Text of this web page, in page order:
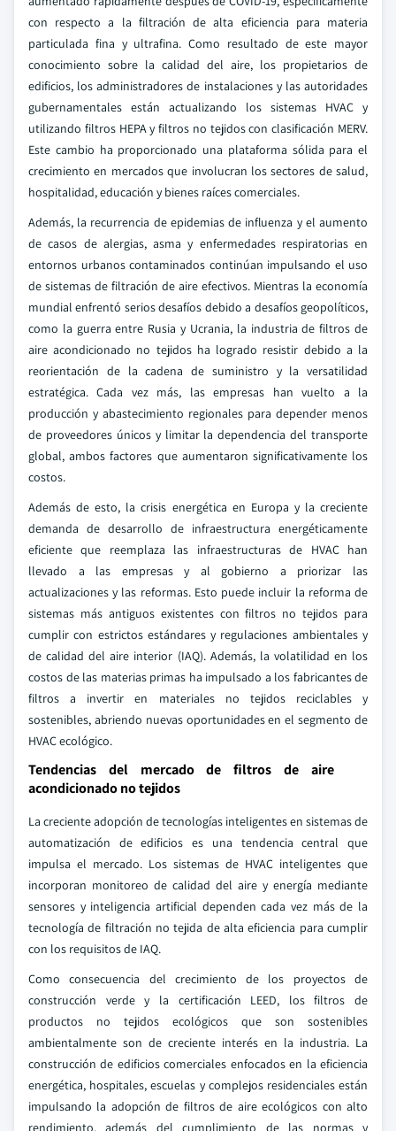
con respecto a la filtración de alta eficiencia para materia
particulada fina y ultrafina. Como resultado de este mayor
conocimiento sobre la calidad del aire, los propietarios de
edificios, los administradores de instalaciones y las autoridades
gubernamentales están actualizando los sistemas HVAC y
utilizando filtros HEPA y filtros no tejidos con clasificación MERV.
Este cambio ha proporcionado una plataforma sólida para el
crecimiento en mercados que involucran los sectores de salud,
hospitalidad, educación y bienes raíces comerciales.
Además, la recurrencia de epidemias de influenza y el aumento
de casos de alergias, asma y enfermedades respiratorias en
entornos urbanos contaminados continúan impulsando el uso
de sistemas de filtración de aire efectivos. Mientras la economía
mundial enfrentó serios desafíos debido a desafíos geopolíticos,
como la guerra entre Rusia y Ucrania, la industria de filtros de
aire acondicionado no tejidos ha logrado resistir debido a la
reorientación de la cadena de suministro y la versatilidad
estratégica. Cada vez más, las empresas han vuelto a la
producción y abastecimiento regionales para depender menos
de proveedores únicos y limitar la dependencia del transporte
global, ambos factores que aumentaron significativamente los
costos.
Además de esto, la crisis energética en Europa y la creciente
demanda de desarrollo de infraestructura energéticamente
eficiente que reemplaza las infraestructuras de HVAC han
llevado a las empresas y al gobierno a priorizar las
actualizaciones y las reformas. Esto puede incluir la reforma de
sistemas más antiguos existentes con filtros no tejidos para
cumplir con estrictos estándares y regulaciones ambientales y
de calidad del aire interior (IAQ). Además, la volatilidad en los
costos de las materias primas ha impulsado a los fabricantes de
filtros a invertir en materiales no tejidos reciclables y
sostenibles, abriendo nuevas oportunidades en el segmento de
HVAC ecológico.
Tendencias del mercado de filtros de aire
acondicionado no tejidos
La creciente adopción de tecnologías inteligentes en sistemas de
automatización de edificios es una tendencia central que
impulsa el mercado. Los sistemas de HVAC inteligentes que
incorporan monitoreo de calidad del aire y energía mediante
sensores y inteligencia artificial dependen cada vez más de la
tecnología de filtración no tejida de alta eficiencia para cumplir
con los requisitos de IAQ.
Como consecuencia del crecimiento de los proyectos de
construcción verde y la certificación LEED, los filtros de
productos no tejidos ecológicos que son sostenibles
ambientalmente son de creciente interés en la industria. La
construcción de edificios comerciales enfocados en la eficiencia
energética, hospitales, escuelas y complejos residenciales están
impulsando la adopción de filtros de aire ecológicos con alto
rendimiento, además del cumplimiento de las normas y